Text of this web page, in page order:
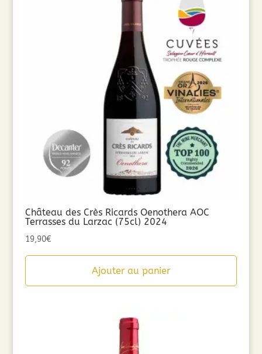
Château des Crès Ricards Oenothera AOC
Terrasses du Larzac (75cl) 2024
19,90€
Ajouter au panier